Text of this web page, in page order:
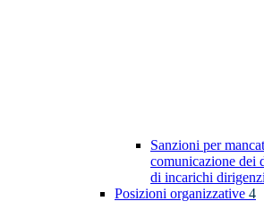
Sanzioni per
comunicazione dei
di incarichi
Posizioni organizzative 4